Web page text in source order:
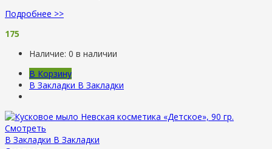
Подробнее >>
175
Наличие: 0 в наличии
В Корзину
В Закладки В Закладки
Смотреть
В Закладки В Закладки